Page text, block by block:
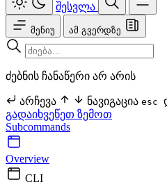
შესვლა
მენიუ ამ გვერდზე
ძებნის ჩანაწერი არ არის
არჩევა ნავიგაცია esc
გადაიხვეწეთ ზემოთ
Subcommands
Overview
CLI